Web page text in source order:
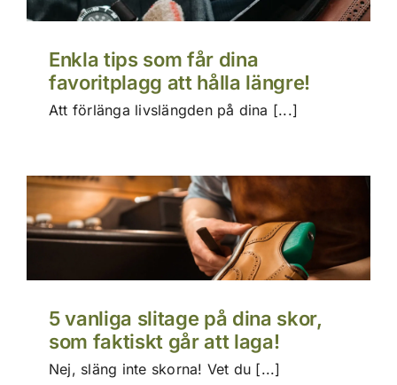
Enkla tips som får dina
favoritplagg att hålla längre!
Att förlänga livslängden på dina [...]
5 vanliga slitage på dina skor,
som faktiskt går att laga!
Nej, släng inte skorna! Vet du [...]